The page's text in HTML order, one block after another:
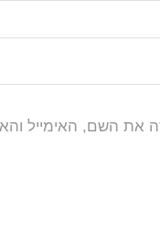
את השם, האימייל